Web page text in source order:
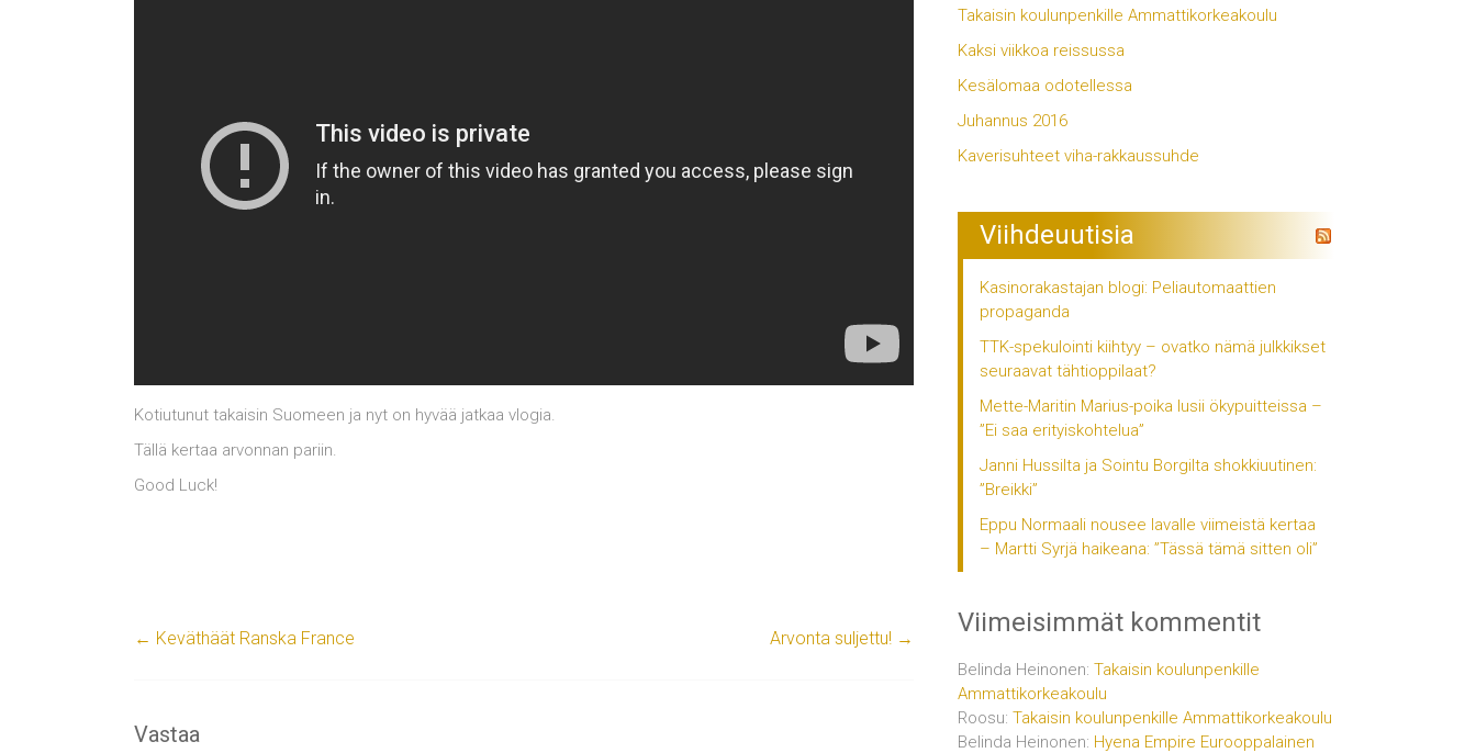
Kotiutunut takaisin Suomeen ja nyt on hyvää jatkaa vlogia.
Tällä kertaa arvonnan pariin.
Good Luck!
← Keväthäät Ranska France Arvonta suljettu! →
Vastaa
Takaisin koulunpenkille Ammattikorkeakoulu
Kaksi viikkoa reissussa
Kesälomaa odotellessa
Juhannus 2016
Kaverisuhteet viha-rakkaussuhde
Viihdeuutisia
Kasinorakastajan blogi: Peliautomaattien
propaganda
TTK-spekulointi kiihtyy – ovatko nämä julkkikset
seuraavat tähtioppilaat?
Mette-Maritin Marius-poika lusii ökypuitteissa –
”Ei saa erityiskohtelua”
Janni Hussilta ja Sointu Borgilta shokkiuutinen:
”Breikki”
Eppu Normaali nousee lavalle viimeistä kertaa
– Martti Syrjä haikeana: ”Tässä tämä sitten oli”
Viimeisimmät kommentit
Belinda Heinonen: Takaisin koulunpenkille
Ammattikorkeakoulu
Roosu: Takaisin koulunpenkille Ammattikorkeakoulu
Belinda Heinonen: Hyena Empire Eurooppalainen